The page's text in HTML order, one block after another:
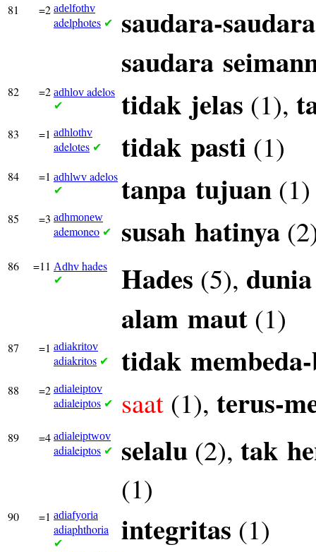
81 =2 adelfothv
adelphotes ✔
saudara-saudara
saudara
82 =2 adhlov adelos
✔ tidak jelas (1),
83 =1 adhlothv
adelotes ✔ tidak pasti (1)
84 =1 adhlwv adelos
✔ tanpa tujuan (1)
85 =3 adhmonew
ademoneo ✔ susah hatinya
86 =11 Adhv hades
✔ Hades (5), dunia
alam maut (1)
87 =1 adiakritov
adiakritos ✔ tidak
88 =2 adialeiptov
adialeiptos ✔ saat (1), terus-
89 =4 adialeiptwov
adialeiptos ✔ selalu (2), tak
(1)
90 =1 adiafyoria
adiaphthoria
✔ integritas (1)